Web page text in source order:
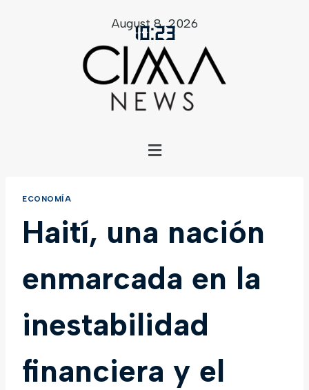
10:23
August 8, 2026
ECONOMÍA
Haití, una nación
enmarcada en la
inestabilidad
financiera y el